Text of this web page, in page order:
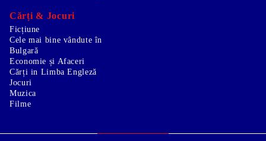
Cărți & Jocuri
Ficțiune
Cele mai bine vândute în
Bulgară
Economie și Afaceri
Cărți in Limba Engleză
Jocuri
Muzica
Filme